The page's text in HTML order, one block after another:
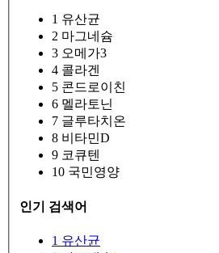
1 유산균
2 마그네슘
3 오메가3
4 콜라겐
5 콘드로이친
6 멜라토닌
7 글루타치온
8 비타민D
9 코큐텐
10 국민영양
인기 검색어
1 유산균